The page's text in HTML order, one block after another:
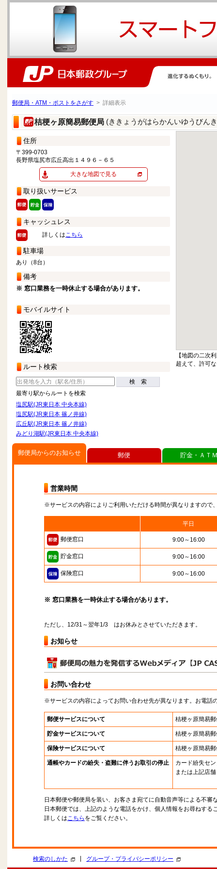
郵便局・ATM・ポストをさがす > 詳細表示
桔梗ヶ原簡易郵便局 (ききょうがはらかんいゆうびん
住所
〒399-0703
長野県塩尻市広丘高出１４９６－６５
大きな地図で見る
取り扱いサービス
キャッシュレス
詳しくはこちら
駐車場
あり（8台）
備考
※ 窓口業務を一時休止する場合があります。
モバイルサイト
ルート検索
検 索
最寄り駅からルートを検索
塩尻駅(JR東日本 中央本線)
塩尻駅(JR東日本 篠ノ井線)
広丘駅(JR東日本 篠ノ井線)
みどり湖駅(JR東日本 中央本線)
【地図の二次
超えて、許可
郵便局からのお知らせ
営業時間
※サービスの内容によりご利用いただける時間が異なりますので
平日
郵便窓口 9:00～16:00
貯金窓口 9:00～16:00
保険窓口 9:00～16:00
※ 窓口業務を一時休止する場合があります。
ただし、12/31～翌年1/3 はお休みとさせていただきます。
お知らせ
お問い合わせ
※サービスの内容によってお問い合わせ先が異なります。お電話
郵便サービスについて 桔梗ヶ原簡易
貯金サービスについて 桔梗ヶ原簡易
保険サービスについて 桔梗ヶ原簡易
通帳やカードの紛失・盗難に伴うお取引の停止
カード紛失セ
または上記店舗
日本郵便や郵便局を装い、お客さま宛てに自動音声等による不審
日本郵便では、上記のような電話をかけ、個人情報をお尋ねする
詳しくはこちら をご覧ください。
郵便 貯金・ＡＴ
検索のしかた グループ・プライバシーポリシー